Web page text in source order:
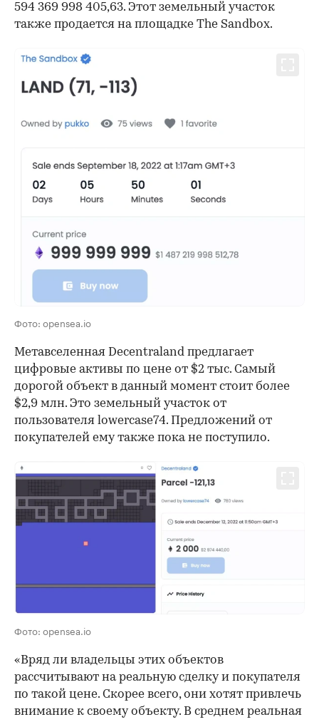
594 369 998 405,63. Этот земельный участок
также продается на площадке The Sandbox.
Фото: opensea.io
Метавселенная Decentraland предлагает
цифровые активы по цене от $2 тыс. Самый
дорогой объект в данный момент стоит более
$2,9 млн. Это земельный участок от
пользователя lowercase74. Предложений от
покупателей ему также пока не поступило.
Фото: opensea.io
«Вряд ли владельцы этих объектов
рассчитывают на реальную сделку и покупателя
по такой цене. Скорее всего, они хотят привлечь
внимание к своему объекту. В среднем реальная